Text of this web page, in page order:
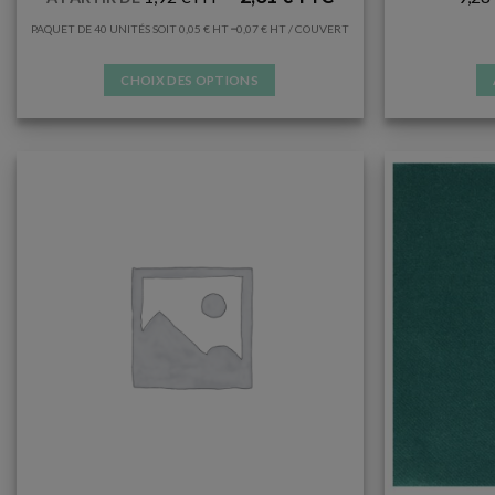
PAQUET DE 40 UNITÉS SOIT 0,05 € –0,07€ / COUVERT
CHOIX DES OPTIONS
être
choisies
la